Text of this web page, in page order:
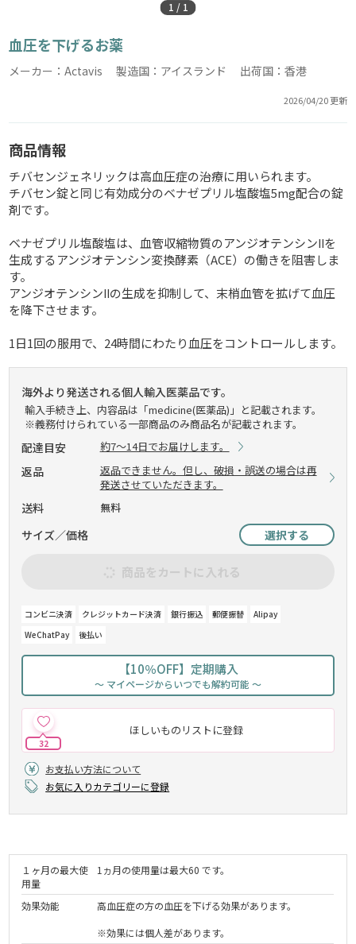
1 / 1
血圧を下げるお薬
メーカー：Actavis 製造国：アイスランド 出荷国：香港
2026/04/20 更新
商品情報
チバセンジェネリックは高血圧症の治療に用いられます。
チバセン錠と同じ有効成分のベナゼプリル塩酸塩5mg配合の錠
剤です。
ベナゼプリル塩酸塩は、血管収縮物質のアンジオテンシンⅡを
生成するアンジオテンシン変換酵素（ACE）の働きを阻害しま
す。
アンジオテンシンⅡの生成を抑制して、末梢血管を拡げて血圧
を降下させます。
1日1回の服用で、24時間にわたり血圧をコントロールします。
海外より発送される個人輸入医薬品です。
輸入手続き上、内容品は「medicine(医薬品)」と記載されます。
※義務付けられている一部商品のみ商品名が記載されます。
配達目安 約7～14日でお届けします。
返品
返品できません。但し、破損・誤送の場合は再
発送させていただきます。
送料 無料
サイズ／価格 選択する
商品をカートに入れる
コンビニ決済 クレジットカード決済 銀行振込 郵便振替
Alipay
WeChatPay
後払い
【10％OFF】定期購入
～ マイページからいつでも解約可能 ～
ほしいものリストに登録
32
お支払い方法について
お気に入りカテゴリーに登録
１ヶ月の最大使
用量
1ヵ月の使用量は最大60 です。
効果効能
高血圧症の方の血圧を下げる効果があります。
※効果には個人差があります。